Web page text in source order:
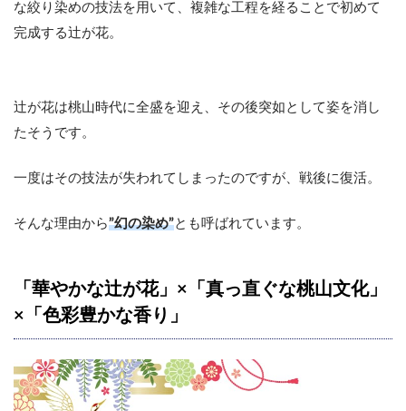
な絞り染めの技法を用いて、複雑な工程を経ることで初めて
完成する辻が花。
辻が花は桃山時代に全盛を迎え、その後突如として姿を消し
たそうです。
一度はその技法が失われてしまったのですが、戦後に復活。
そんな理由から”幻の染め”とも呼ばれています。
「華やかな辻が花」×「真っ直ぐな桃山文化」
×「色彩豊かな香り」